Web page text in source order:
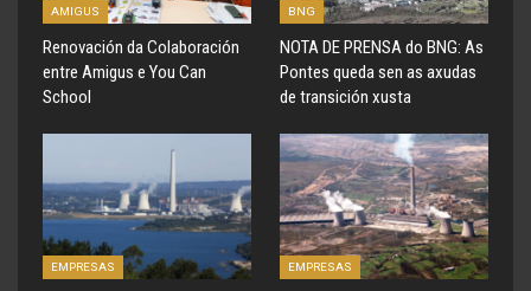
AMIGUS
Renovación da Colaboración
entre Amigus e You Can
School
BNG
NOTA DE PRENSA do BNG: As
Pontes queda sen as axudas
de transición xusta
EMPRESAS EMPRESAS